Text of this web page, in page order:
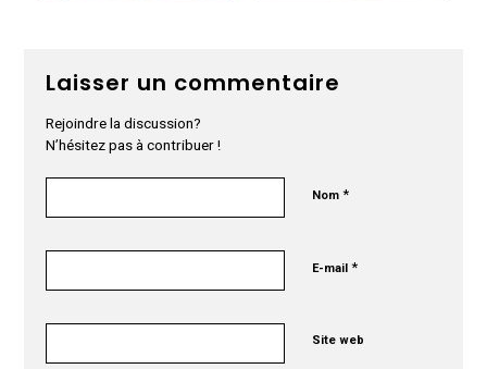
Laisser un commentaire
Rejoindre la discussion?
N’hésitez pas à contribuer !
Nom*
E-mail*
Site web